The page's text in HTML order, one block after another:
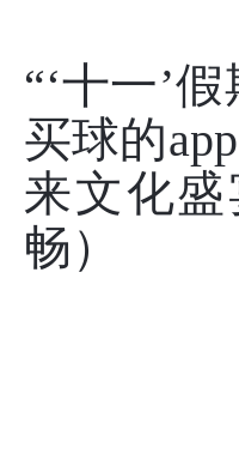
“‘十一’
买球的
来文化
畅）